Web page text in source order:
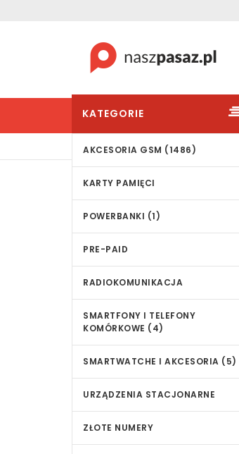
KATEGORIE
AKCESORIA GSM (1486)
KARTY PAMIĘCI
POWERBANKI (1)
PRE-PAID
RADIOKOMUNIKACJA
SMARTFONY I TELEFONY
KOMÓRKOWE (4)
SMARTWATCHE I AKCESORIA (5)
URZĄDZENIA STACJONARNE
ZŁOTE NUMERY